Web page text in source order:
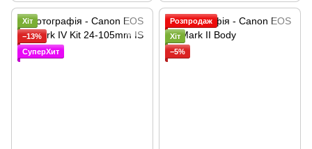
Хіт
−13%
СуперХит
Розпродаж
Хіт
−5%